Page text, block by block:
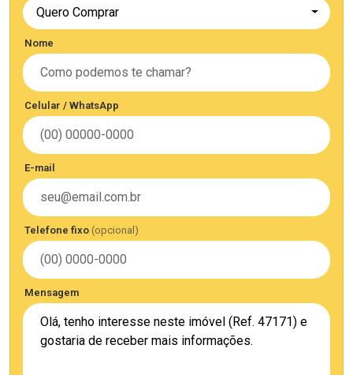
Quero Comprar
Nome
Celular / WhatsApp
E-mail
Telefone fixo (opcional)
Mensagem